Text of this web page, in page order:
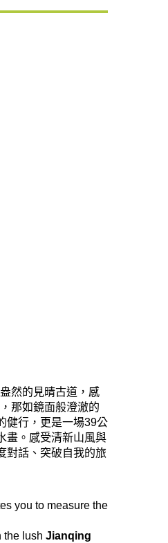
然的見晴古道，感
那如鏡面般澄澈的
健行，更是一場39公
畫。感受清新山風與
對話、突破自我的旅
you to measure the
the lush Jianqing